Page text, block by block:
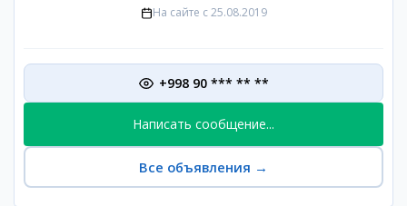
На сайте с 25.08.2019
+998 90 *** ** **
Написать сообщение...
Все объявления →